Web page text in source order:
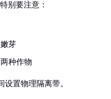
别要注意：
芽
种作物
置物理隔离带。